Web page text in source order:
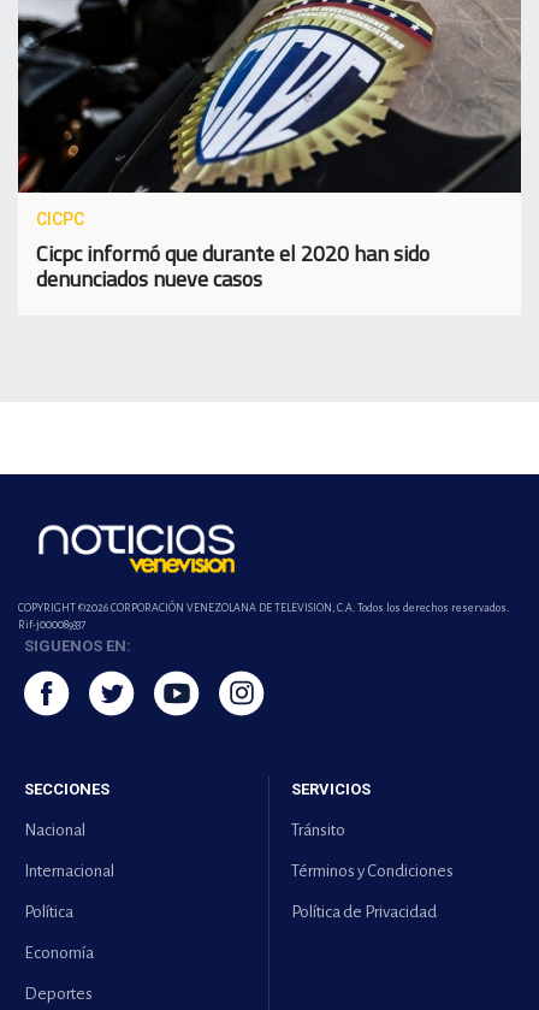
CICPC
Cicpc informó que durante el 2020 han sido
denunciados nueve casos
COPYRIGHT ©2026 CORPORACIÓN VENEZOLANA DE TELEVISION, C.A. Todos los derechos reservados.
Rif-j000089337
SIGUENOS EN:
SECCIONES
Nacional
Internacional
Política
Economía
Deportes
SERVICIOS
Tránsito
Términos y Condiciones
Política de Privacidad